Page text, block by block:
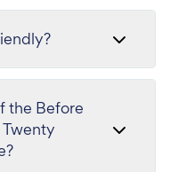
the Before